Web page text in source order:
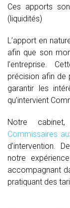
Ces apports
(liquidités)
L’apport en
afin que son
l’entreprise.
précision afin de
garantir les
qu’intervient
Notre
Commissaires
d’intervention.
notre
accompagnant
pratiquant des